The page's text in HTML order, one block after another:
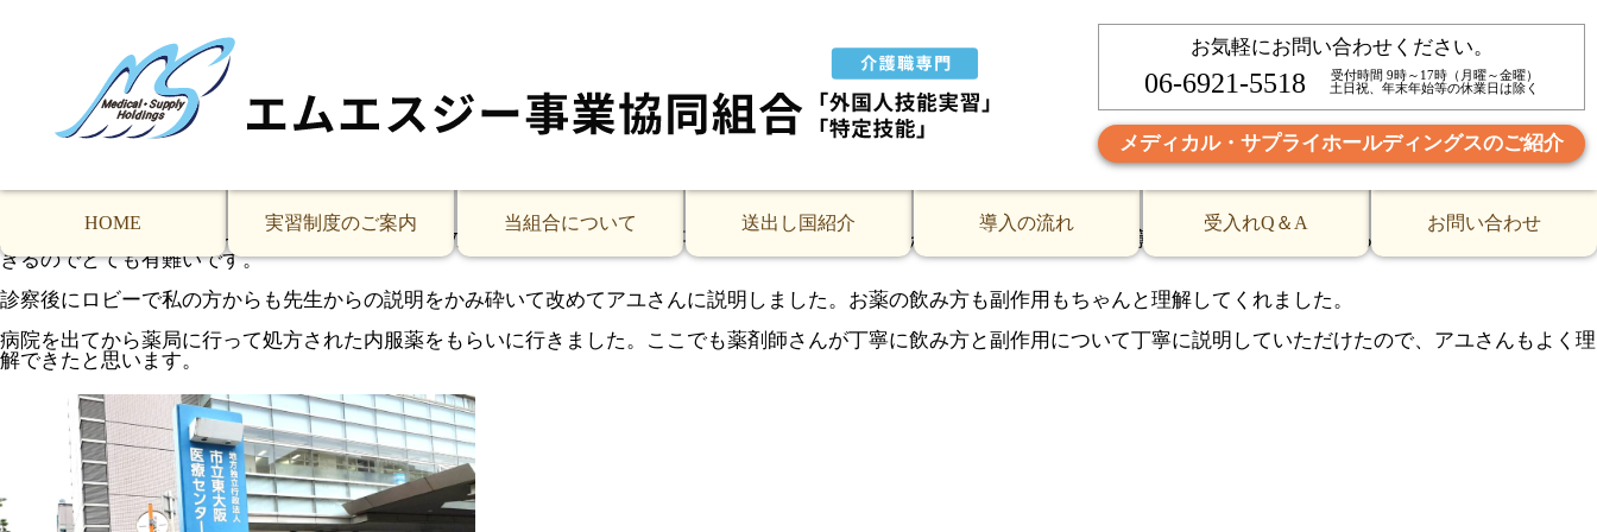
お気軽にお問い合わせください。
06-6921-5518
受付時間 9時～17時（月曜～金曜）
土日祝、年末年始等の休業日は除く
メディカル・サプライホールディングスのご紹介
HOME 実習制度のご案内 当組合について 送出し国紹介 導入の流れ 受入れQ＆A お問い合わせ
「特別養護老人ホーム春光園」で勤務中の特定技能のアユさんの1ヶ月後の経過観察で婦人科に同行しました。10分前に受付前で待ち合わせしていましたが少し余裕を持って待
ち合わせ場所に行くと、もう既にアユさんが待っていて私の顔を見ると笑顔で挨拶してくれました。
待ち時間の間に前回の受診日から今日までの状態を聴き取ってメモしておき、一緒に診察室に入ってから担当医に報告しました。エコー検査の後に再び診察室に入って先生から
お話を聞きました。検査の結果は特に問題なく、内服薬での治療を継続していくことになりました。
いました。
外国人にとって病気になって病院で診察を受けるのはとても不安が大きい事と思うので、担当の先生が親身になって優しく丁寧な説明をしていただけると実習生もとても安心で
きるのでとても有難いです。
診察後にロビーで私の方からも先生からの説明をかみ砕いて改めてアユさんに説明しました。お薬の飲み方も副作用もちゃんと理解してくれました。
病院を出てから薬局に行って処方された内服薬をもらいに行きました。ここでも薬剤師さんが丁寧に飲み方と副作用について丁寧に説明していただけたので、アユさんもよく理
解できたと思います。